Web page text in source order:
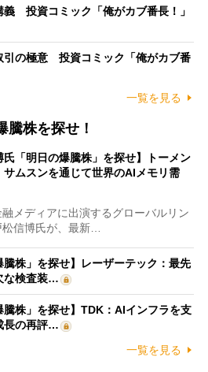
義 投資コミック「俺がカブ番長！」
引の極意 投資コミック「俺がカブ番
一覧を見る
騰株を探せ！
氏「明日の爆騰株」を探せ】トーメン
サムスンを通じて世界のAIメモリ需
メディアに出演するグローバルリン
信博氏が、最新…
騰株」を探せ】レーザーテック：最先
な検査装…
騰株」を探せ】TDK：AIインフラを支
長の再評…
一覧を見る